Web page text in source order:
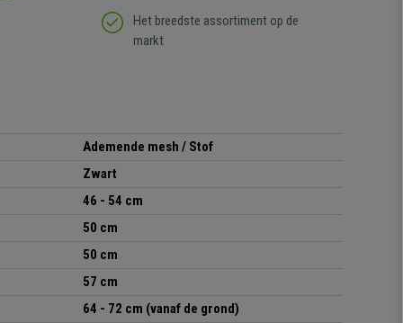
Het breedste assortiment op de
markt
Ademende mesh / Stof
Zwart
46 - 54 cm
50 cm
50 cm
57 cm
64 - 72 cm (vanaf de grond)